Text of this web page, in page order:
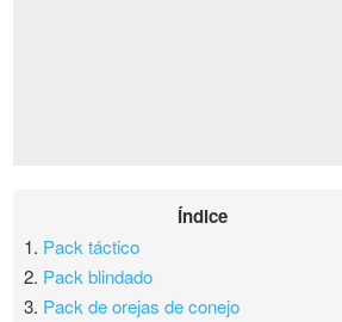
Índice
1. Pack táctico
2. Pack blindado
3. Pack de orejas de conejo